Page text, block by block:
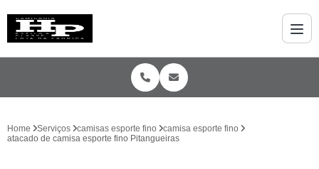
Home Serviços camisas esporte fino
camisa esporte fino
atacado de camisa esporte fino Pitangueiras